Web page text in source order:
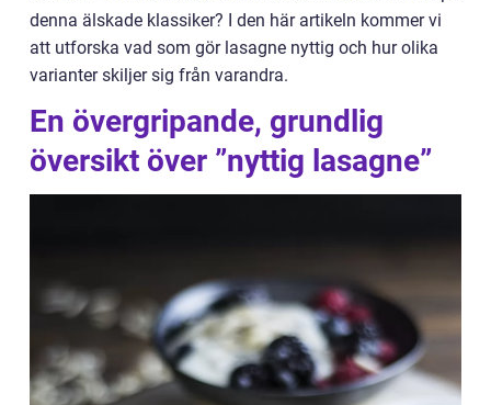
denna älskade klassiker? I den här artikeln kommer vi
att utforska vad som gör lasagne nyttig och hur olika
varianter skiljer sig från varandra.
En övergripande, grundlig
översikt över ”nyttig lasagne”